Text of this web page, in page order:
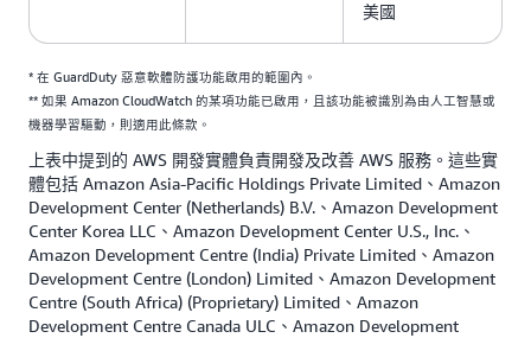
美國
* 在 GuardDuty 惡意軟體防護功能啟用的範圍內。
** 如果 Amazon CloudWatch 的某項功能已啟用，且該功能被識別為由人工智慧或
機器學習驅動，則適用此條款。
上表中提到的 AWS 開發實體負責開發及改善 AWS 服務。這些實
體包括 Amazon Asia-Pacific Holdings Private Limited、Amazon
Development Center (Netherlands) B.V.、Amazon Development
Center Korea LLC、Amazon Development Center U.S., Inc.、
Amazon Development Centre (India) Private Limited、Amazon
Development Centre (London) Limited、Amazon Development
Centre (South Africa) (Proprietary) Limited、Amazon
Development Centre Canada ULC、Amazon Development